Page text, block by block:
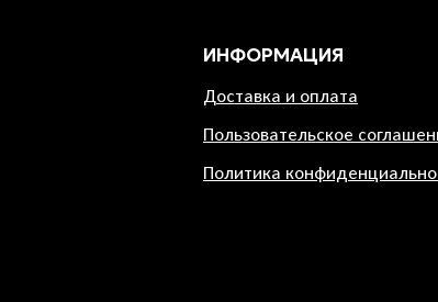
ИНФОРМАЦИЯ
Доставка и оплата
Пользовательское
Политика